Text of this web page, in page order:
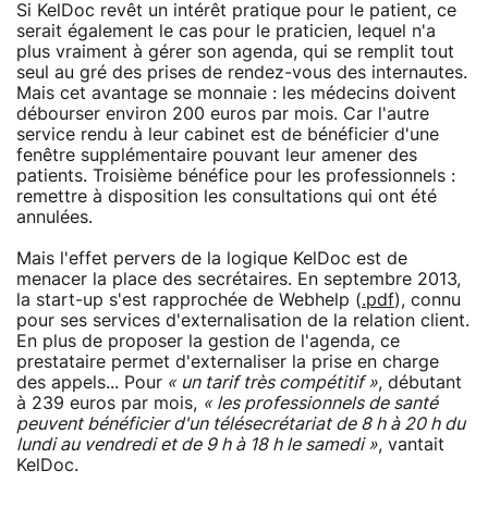
Si KelDoc revêt un intérêt pratique pour le patient, ce
serait également le cas pour le praticien, lequel n'a
plus vraiment à gérer son agenda, qui se remplit tout
seul au gré des prises de rendez-vous des internautes.
Mais cet avantage se monnaie : les médecins doivent
débourser environ 200 euros par mois. Car l'autre
service rendu à leur cabinet est de bénéficier d'une
fenêtre supplémentaire pouvant leur amener des
patients. Troisième bénéfice pour les professionnels :
remettre à disposition les consultations qui ont été
annulées.
Mais l'effet pervers de la logique KelDoc est de
menacer la place des secrétaires. En septembre 2013,
la start-up s'est rapprochée de Webhelp (.pdf), connu
pour ses services d'externalisation de la relation client.
En plus de proposer la gestion de l'agenda, ce
prestataire permet d'externaliser la prise en charge
des appels... Pour « un tarif très compétitif », débutant
à 239 euros par mois, « les professionnels de santé
peuvent bénéficier d'un télésecrétariat de 8 h à 20 h du
lundi au vendredi et de 9 h à 18 h le samedi », vantait
KelDoc.